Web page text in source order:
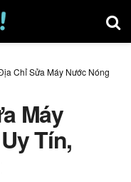
Chỉ Sửa Máy Nước Nóng
Máy
Tín,